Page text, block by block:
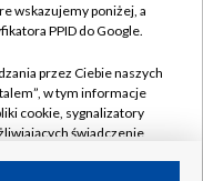
wskazujemy poniżej, a
PPID do Google.
przez Ciebie naszych
w tym informacje
cookie, sygnalizatory
świadczenie